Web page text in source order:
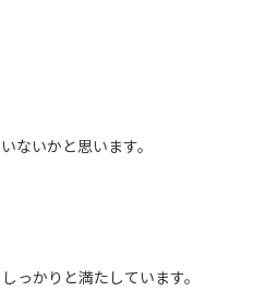
ないかと思います。
っかりと満たしています。